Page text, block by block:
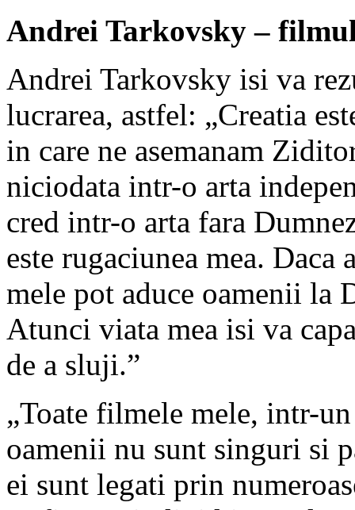
Andrei Tarkovsky –
Andrei Tarkovsky isi va
lucrarea, astfel: „Creatia
in care ne asemanam
niciodata intr-o arta
cred intr-o arta fara
este rugaciunea mea. Daca
mele pot aduce oamenii la
Atunci viata mea isi va
de a sluji.”
„Toate filmele mele, intr-
oamenii nu sunt singuri si
ei sunt legati prin